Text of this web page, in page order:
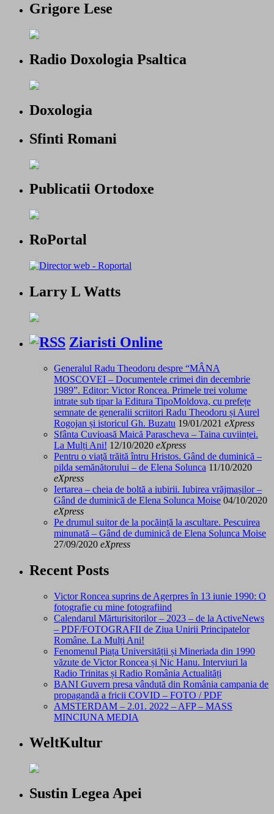
Grigore Lese
Radio Doxologia Psaltica
Doxologia
Sfinti Romani
Publicatii Ortodoxe
RoPortal
Larry L Watts
Ziaristi Online
Generalul Radu Theodoru despre “MÂNA
MOSCOVEI – Documentele crimei din decembrie
1989”. Editor: Victor Roncea. Primele trei volume
intrate sub tipar la Editura TipoMoldova, cu prefețe
semnate de generalii scriitori Radu Theodoru și Aurel
Rogojan și istoricul Gh. Buzatu 19/01/2021 eXpress
Sfânta Cuvioasă Maică Parascheva – Taina cuviinței.
La Mulți Ani! 12/10/2020 eXpress
Pentru o viață trăită întru Hristos. Gând de duminică –
pilda semănătorului – de Elena Solunca 11/10/2020
eXpress
Iertarea – cheia de boltă a iubirii. Iubirea vrăjmașilor –
Gând de duminică de Elena Solunca Moise 04/10/2020
eXpress
Pe drumul suitor de la pocăință la ascultare. Pescuirea
minunată – Gând de duminică de Elena Solunca Moise
27/09/2020 eXpress
Recent Posts
Victor Roncea suprins de Agerpres în 13 iunie 1990: O
fotografie cu mine fotografiind
Calendarul Mărturisitorilor – 2023 – de la ActiveNews
– PDF/FOTOGRAFII de Ziua Unirii Principatelor
Române. La Mulți Ani!
Fenomenul Piața Universității și Mineriada din 1990
văzute de Victor Roncea și Nic Hanu. Interviuri la
Radio Trinitas și Radio România Actualități
BANI Guvern presa vândută din România campania de
propagandă a fricii COVID – FOTO / PDF
AMSTERDAM – 2.01. 2022 – AFP – MASS
MINCIUNA MEDIA
WeltKultur
Sustin Legea Apei